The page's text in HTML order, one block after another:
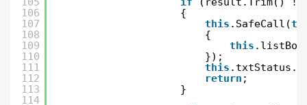
106
107
108
109
110
111
112
113
114
{
this .SafeCall(
{
this
});
this
return ;
}